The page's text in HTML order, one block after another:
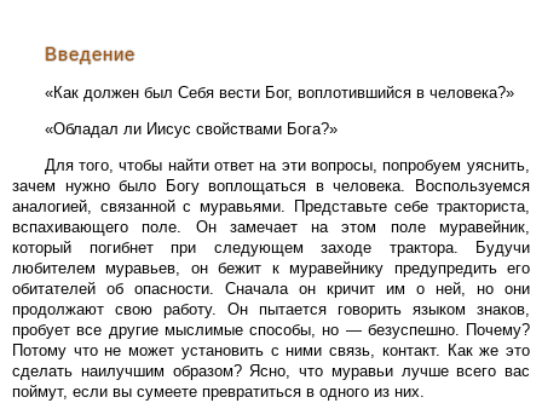
Введение
«Как должен был Себя вести Бог, воплотившийся в человека?»
«Обладал ли Иисус свойствами Бога?»
Для того, чтобы найти ответ на эти вопросы, попробуем уяснить,
зачем нужно было Богу воплощаться в человека. Воспользуемся
аналогией, связанной с муравьями. Представьте себе тракториста,
вспахивающего поле. Он замечает на этом поле муравейник,
который погибнет при следующем заходе трактора. Будучи
любителем муравьев, он бежит к муравейнику предупредить его
обитателей об опасности. Сначала он кричит им о ней, но они
продолжают свою работу. Он пытается говорить языком знаков,
пробует все другие мыслимые способы, но — безуспешно. Почему?
Потому что не может установить с ними связь, контакт. Как же это
сделать наилучшим образом? Ясно, что муравьи лучше всего вас
поймут, если вы сумеете превратиться в одного из них.